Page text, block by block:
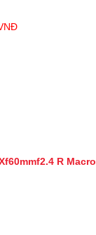
R Macro